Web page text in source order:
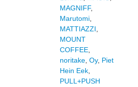
MAGNIFF,
Marutomi,
MATTIAZZI
MOUNT
COFFEE,
noritake, Oy, Piet
Hein Eek,
PULL+PUSH